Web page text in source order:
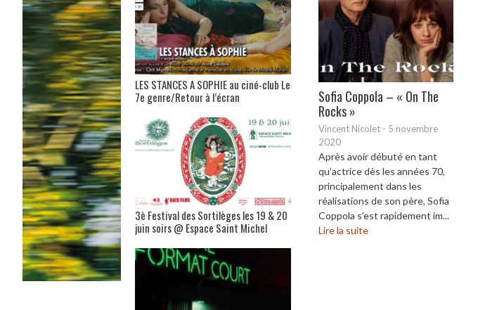
Sofia Coppola – « On The
Rocks »
Vincent Nicolet - 5 novembre
2020
Après avoir débuté en tant
qu’actrice dès les années 70,
principalement dans les
réalisations de son père, Sofia
Coppola s’est rapidement im...
Lire la suite
LES STANCES A SOPHIE au ciné-club Le
7e genre/Retour à l’écran
3è Festival des Sortilèges les 19 & 20
juin soirs @ Espace Saint Michel